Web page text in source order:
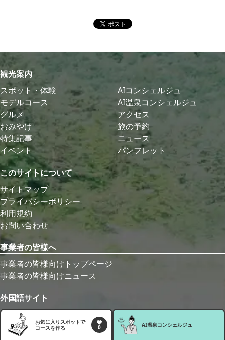
お気に入りスポットで
コースを作る
0 AI温泉コンシェルジュ
観光案内
スポット・体験
モデルコース
グルメ
おみやげ
特集記事
イベント
AIコンシェルジュ
AI温泉コンシェルジュ
アクセス
旅の予約
ニュース
パンフレット
このサイトについて
サイトマップ
プライバシーポリシー
利用規約
お問い合わせ
事業者の皆様へ
事業者の皆様向けトップページ
事業者の皆様向けニュース
外国語サイト
English
繁體中文